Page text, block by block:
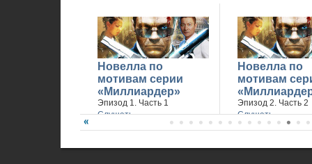
Новелла по
мотивам серии
«Миллиардер»
Эпизод 1. Часть 1
Слушать
Новелла по
мотивам
Эпизод 2. Часть 2
Слушать